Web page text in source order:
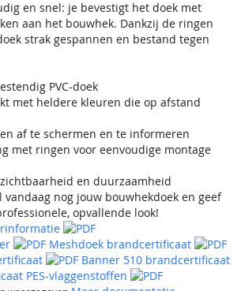
en snel: je bevestigt het doek met
aan het bouwhek. Dankzij de ringen
strak gespannen en bestand tegen
PVC-doek
met heldere kleuren die op afstand
af te schermen en te informeren
met ringen voor eenvoudige montage
en duurzaamheid
nog jouw bouwhekdoek en geef
opvallende look!
Meshdoek brandcertificaat
Banner 510 brandcertificaat
PES-vlaggenstoffen